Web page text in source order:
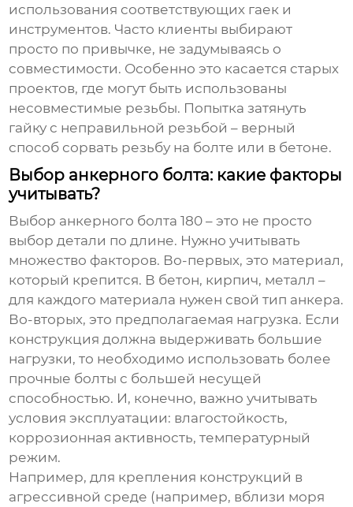
использования соответствующих гаек и
инструментов. Часто клиенты выбирают
просто по привычке, не задумываясь о
совместимости. Особенно это касается старых
проектов, где могут быть использованы
несовместимые резьбы. Попытка затянуть
гайку с неправильной резьбой – верный
способ сорвать резьбу на болте или в бетоне.
Выбор анкерного болта: какие факторы
учитывать?
Выбор анкерного болта 180 – это не просто
выбор детали по длине. Нужно учитывать
множество факторов. Во-первых, это материал,
который крепится. В бетон, кирпич, металл –
для каждого материала нужен свой тип анкера.
Во-вторых, это предполагаемая нагрузка. Если
конструкция должна выдерживать большие
нагрузки, то необходимо использовать более
прочные болты с большей несущей
способностью. И, конечно, важно учитывать
условия эксплуатации: влагостойкость,
коррозионная активность, температурный
режим.
Например, для крепления конструкций в
агрессивной среде (например, вблизи моря